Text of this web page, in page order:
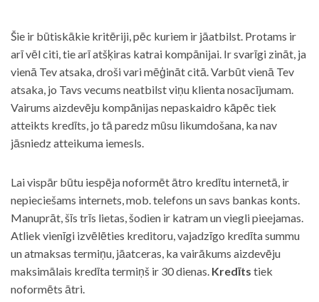
Šie ir būtiskākie kritēriji, pēc kuriem ir jāatbilst. Protams ir
arī vēl citi, tie arī atšķiras katrai kompānijai. Ir svarīgi zināt, ja
vienā Tev atsaka, droši vari mēģināt citā. Varbūt vienā Tev
atsaka, jo Tavs vecums neatbilst viņu klienta nosacījumam.
Vairums aizdevēju kompānijas nepaskaidro kāpēc tiek
atteikts kredīts, jo tā paredz mūsu likumdošana, ka nav
jāsniedz atteikuma iemesls.
Lai vispār būtu iespēja noformēt ātro kredītu internetā, ir
nepieciešams internets, mob. telefons un savs bankas konts.
Manuprāt, šīs trīs lietas, šodien ir katram un viegli pieejamas.
Atliek vienīgi izvēlēties kreditoru, vajadzīgo kredīta summu
un atmaksas termiņu, jāatceras, ka vairākums aizdevēju
maksimālais kredīta termiņš ir 30 dienas. Kredīts tiek
noformēts ātri.